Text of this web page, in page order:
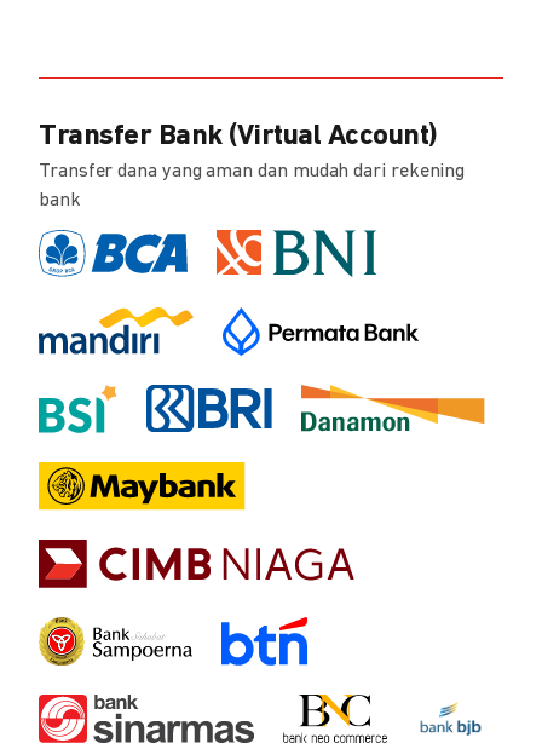
Transfer Bank (Virtual Account)
Transfer dana yang aman dan mudah dari rekening
bank